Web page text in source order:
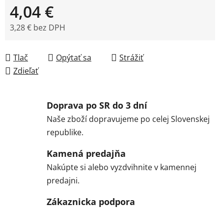
4,04 €
3,28 € bez DPH
Tlač
Opýtať sa
Strážiť
Zdieľať
Doprava po SR do 3 dní
Naše zboží dopravujeme po celej Slovenskej
republike.
Kamená predajňa
Nakúpte si alebo vyzdvihnite v kamennej
predajni.
Zákaznicka podpora